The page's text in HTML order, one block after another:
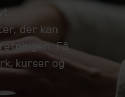
der kan
Få
kurser og